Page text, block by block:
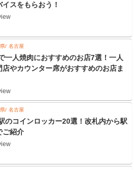
イスをもらおう！
名古屋
一人焼肉におすすめのお店7選！一人
店やカウンター席がおすすめのお店ま
名古屋
のコインロッカー20選！改札内から駅
ご紹介